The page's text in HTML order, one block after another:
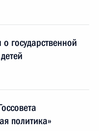
государственной
политика»